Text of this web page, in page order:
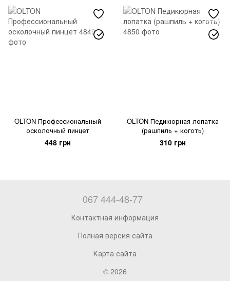
OLTON Профессиональный
осколочный пинцет
448 грн
OLTON Педикюрная лопатка
(рашпиль + коготь)
310 грн
067 444-48-77
Контактная информация
Полная версия сайта
Карта сайта
© 2026